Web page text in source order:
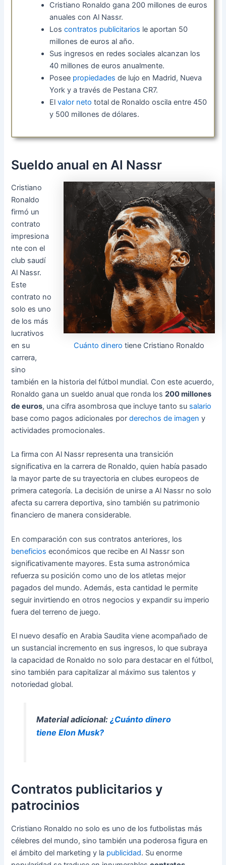
Cristiano Ronaldo gana 200 millones de euros
anuales con Al Nassr.
Loscontratos publicitarios le aportan 50
millones de euros al año.
Sus ingresos en redes sociales alcanzan los
40 millones de euros anualmente.
Posee propiedades de lujo en Madrid, Nueva
York y a través de Pestana CR7.
Elvalor neto total de Ronaldo oscila entre 450
y 500 millones de dólares.
Sueldo anual en Al Nassr
Cuánto dinero tiene Cristiano Ronaldo
Cristiano
Ronaldo
firmó un
contrato
impresiona
nte con el
club saudí
Al Nassr.
Este
contrato no
solo es uno
de los más
lucrativos
en su
carrera,
sino
también en la historia del fútbol mundial. Con este acuerdo,
Ronaldo gana un sueldo anual que ronda los200 millones
de euros, una cifra asombrosa que incluye tanto su salario
base como pagos adicionales porderechos de imagen y
actividades promocionales.
La firma con Al Nassr representa una transición
significativa en la carrera de Ronaldo, quien había pasado
la mayor parte de su trayectoria en clubes europeos de
primera categoría. La decisión de unirse a Al Nassr no solo
afecta su carrera deportiva, sino también su patrimonio
financiero de manera considerable.
En comparación con sus contratos anteriores, los
beneficios económicos que recibe en Al Nassr son
significativamente mayores. Esta suma astronómica
refuerza su posición como uno de los atletas mejor
pagados del mundo. Además, esta cantidad le permite
seguir invirtiendo en otros negocios y expandir su imperio
fuera del terreno de juego.
El nuevo desafío en Arabia Saudita viene acompañado de
un sustancial incremento en sus ingresos, lo que subraya
la capacidad de Ronaldo no solo para destacar en el fútbol,
sino también para capitalizar al máximo sus talentos y
notoriedad global.
Material adicional: ¿Cuánto dinero
tiene Elon Musk?
Contratos publicitarios y
patrocinios
Cristiano Ronaldo no solo es uno de los futbolistas más
célebres del mundo, sino también una poderosa figura en
el ámbito del marketing y la publicidad. Su enorme